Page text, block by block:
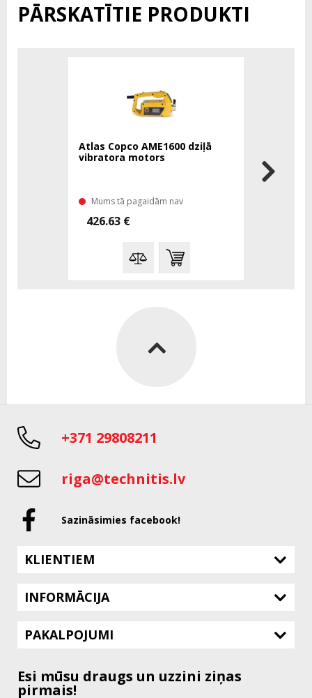
PĀRSKATĪTIE PRODUKTI
Atlas Copco AME1600 dziļā
vibratora motors
Mums tā pagaidām nav
426.63 €
+371 29808211
riga@technitis.lv
Sazināsimies facebook!
KLIENTIEM
INFORMĀCIJA
PAKALPOJUMI
Esi mūsu draugs un uzzini ziņas
pirmais!